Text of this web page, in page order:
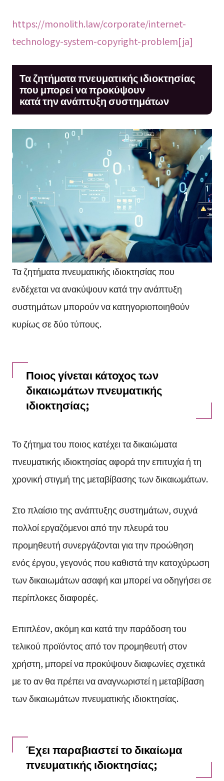
https://monolith.law/corporate/internet-
technology-system-copyright-problem[ja]
Τα ζητήματα πνευματικής ιδιοκτησίας
που μπορεί να προκύψουν
κατά την ανάπτυξη συστημάτων
Τα ζητήματα πνευματικής ιδιοκτησίας που
ενδέχεται να ανακύψουν κατά την ανάπτυξη
συστημάτων μπορούν να κατηγοριοποιηθούν
κυρίως σε δύο τύπους.
Ποιος γίνεται κάτοχος των
δικαιωμάτων πνευματικής
ιδιοκτησίας;
Το ζήτημα του ποιος κατέχει τα δικαιώματα
πνευματικής ιδιοκτησίας αφορά την επιτυχία ή τη
χρονική στιγμή της μεταβίβασης των δικαιωμάτων.
Στο πλαίσιο της ανάπτυξης συστημάτων, συχνά
πολλοί εργαζόμενοι από την πλευρά του
προμηθευτή συνεργάζονται για την προώθηση
ενός έργου, γεγονός που καθιστά την κατοχύρωση
των δικαιωμάτων ασαφή και μπορεί να οδηγήσει σε
περίπλοκες διαφορές.
Επιπλέον, ακόμη και κατά την παράδοση του
τελικού προϊόντος από τον προμηθευτή στον
χρήστη, μπορεί να προκύψουν διαφωνίες σχετικά
με το αν θα πρέπει να αναγνωριστεί η μεταβίβαση
των δικαιωμάτων πνευματικής ιδιοκτησίας.
Έχει παραβιαστεί το δικαίωμα
πνευματικής ιδιοκτησίας;